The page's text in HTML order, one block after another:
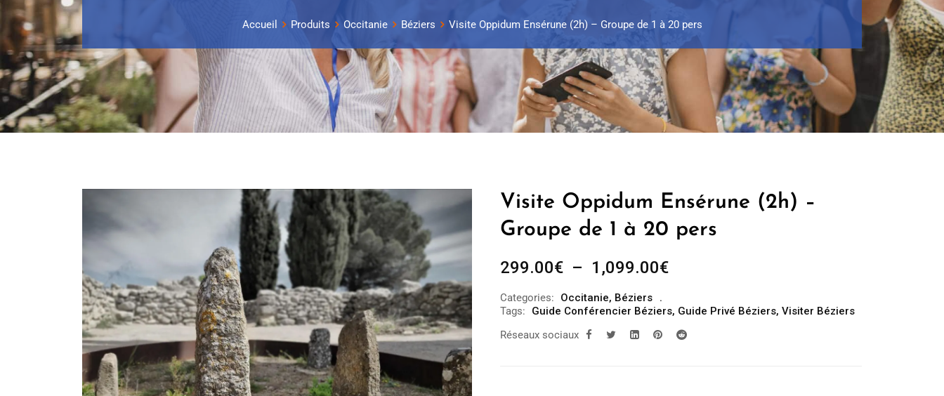
Accueil Produits Occitanie Béziers Visite Oppidum Ensérune (2h) – Groupe de 1 à 20 pers
Visite Oppidum Ensérune (2h) –
Groupe de 1 à 20 pers
299.00€ – 1,099.00€Plage
prix :
299.00€
Categories: Occitanie, Béziers
Tags:
Guide Conférencier Béziers, Guide Privé Béziers, Visiter Béziers
Réseaux sociaux